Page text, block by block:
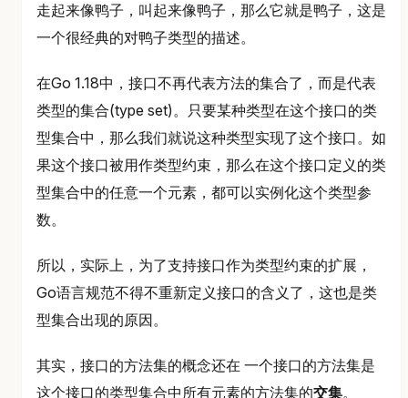
走起来像鸭子，叫起来像鸭子，那么它就是鸭子，这是
一个很经典的对鸭子类型的描述。
在Go 1.18中，接口不再代表方法的集合了，而是代表
类型的集合(type set)。只要某种类型在这个接口的类
型集合中，那么我们就说这种类型实现了这个接口。如
果这个接口被用作类型约束，那么在这个接口定义的类
型集合中的任意一个元素，都可以实例化这个类型参
数。
所以，实际上，为了支持接口作为类型约束的扩展，
Go语言规范不得不重新定义接口的含义了，这也是类
型集合出现的原因。
其实，接口的方法集的概念还在 一个接口的方法集是
这个接口的类型集合中所有元素的方法集的交集。